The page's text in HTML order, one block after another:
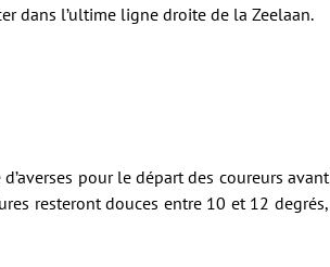
dans l’ultime ligne droite de la Zeelaan.
pour le départ des coureurs avant
resteront douces entre 10 et 12 degrés,